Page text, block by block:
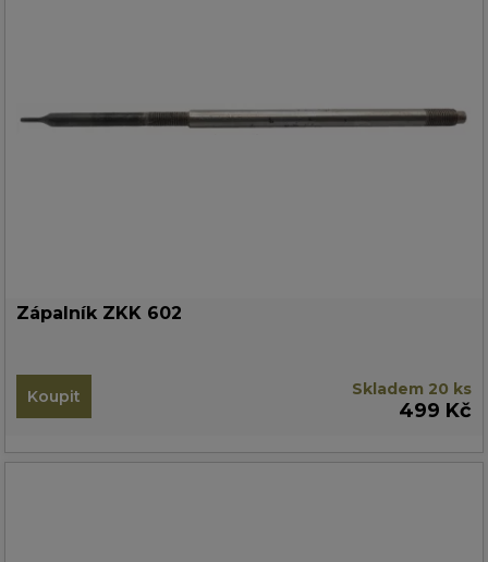
Zápalník ZKK 602
Koupit Skladem 20 ks
499 Kč